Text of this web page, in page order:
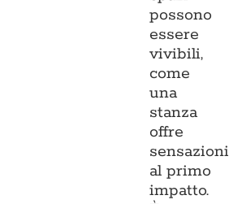
possono
essere
vivibili,
come
una
stanza
offre
sensazioni
al primo
impatto.